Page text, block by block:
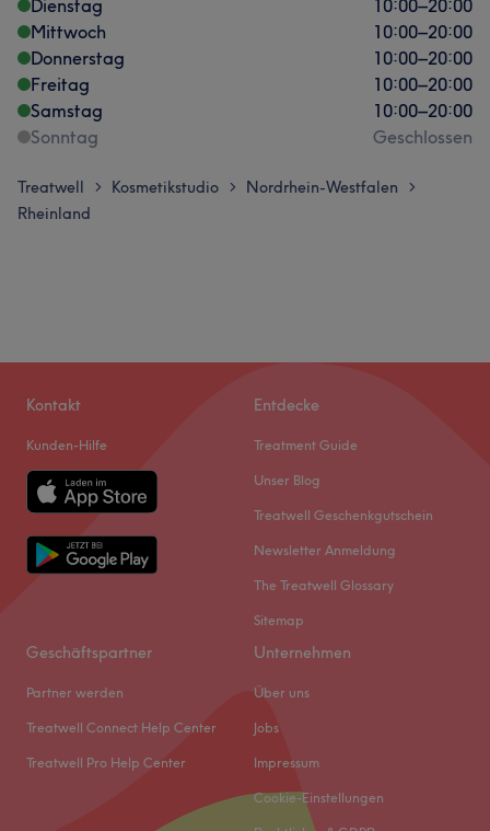
Dienstag
10:00–20:00
Mittwoch
10:00–20:00
Donnerstag
10:00–20:00
Freitag
10:00–20:00
Samstag
10:00–20:00
Sonntag
Geschlossen
Treatwell > Kosmetikstudio > Nordrhein-Westfalen >
Rheinland
Kontakt
Kunden-Hilfe
Entdecke
Treatment Guide
Unser Blog
Treatwell Geschenkgutschein
Newsletter Anmeldung
The Treatwell Glossary
Sitemap
Geschäftspartner
Partner werden
Treatwell Connect Help Center
Treatwell Pro Help Center
Unternehmen
Über uns
Jobs
Impressum
Cookie-Einstellungen